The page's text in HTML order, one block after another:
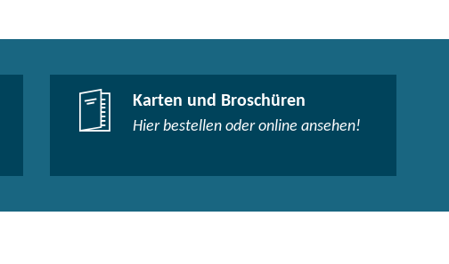
Karten und Broschüren
Hier bestellen oder online ansehen!